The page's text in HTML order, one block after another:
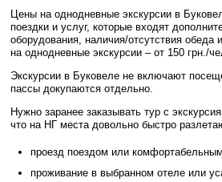
Цены на однодневные экскурсии в
поездки и услуг, которые входят
оборудования, наличия/отсутствия
на однодневные экскурсии – от 150 грн./
Экскурсии в Буковеле не включают
пассы докупаются отдельно.
Нужно заранее заказывать тур с
что на НГ места довольно быстро
проезд поездом или
проживание в выбранном отеле или